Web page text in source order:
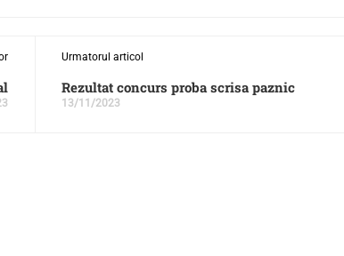
Urmatorul articol
Rezultat concurs proba scrisa paznic
13/11/2023